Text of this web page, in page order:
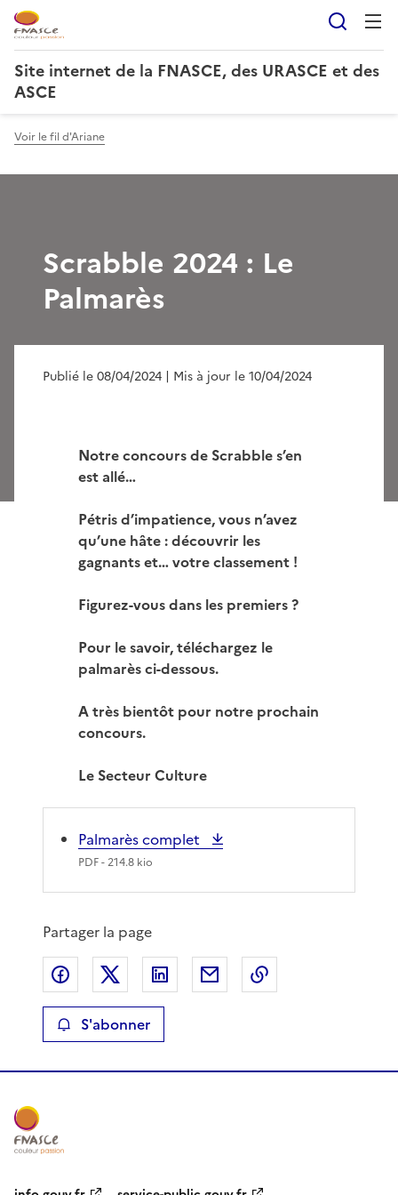
Site internet de la FNASCE, des URASCE et des
ASCE
Voir le fil d'Ariane
Scrabble 2024 : Le
Palmarès
Publié le 08/04/2024 | Mis à jour le 10/04/2024
Notre concours de Scrabble s’en
est allé…
Pétris d’impatience, vous n’avez
qu’une hâte : découvrir les
gagnants et… votre classement !
Figurez-vous dans les premiers ?
Pour le savoir, téléchargez le
palmarès ci-dessous.
A très bientôt pour notre prochain
concours.
Le Secteur Culture
Palmarès complet
PDF- 214.8 kio
Partager la page
Partager sur Facebook
Partager sur XPartager sur LinkedIn
Partager par email
S'abonner